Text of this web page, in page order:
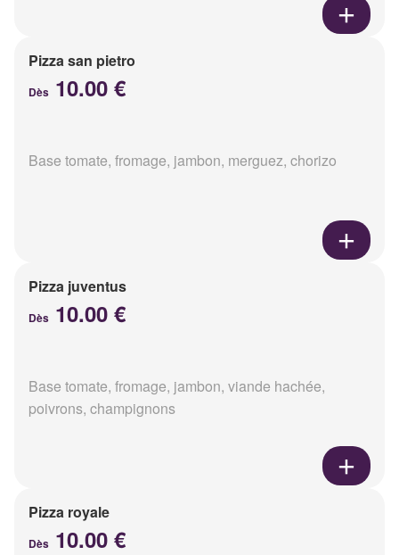
Pizza san pietro
Dès 10.00 €
Base tomate, fromage, jambon, merguez, chorizo
Pizza juventus
Dès 10.00 €
Base tomate, fromage, jambon, viande hachée,
poivrons, champignons
Pizza royale
Dès 10.00 €